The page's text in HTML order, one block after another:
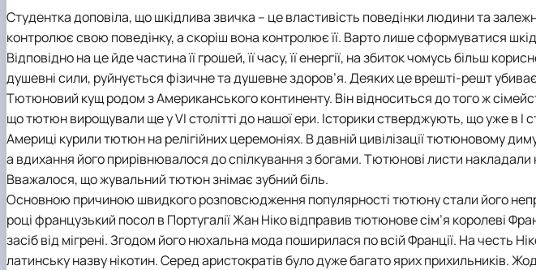
Студентка доповіла, що шкідлива звичка – це властивість поведінки людини та
контролює свою поведінку, а скоріш вона контролює її. Варто лише сформуватися
Відповідно на це йде частина її грошей, її часу, її енергії, на збиток чомусь більш
душевні сили, руйнується фізичне та душевне здоров’я. Деяких це врешті-решт
Тютюновий кущ родом з Американського континенту. Він відноситься до того ж
що тютюн вирощували ще у VI столітті до нашої ери. Історики стверджують, що уже в І
Америці курили тютюн на релігійних церемоніях. В давній цивілізації тютюновому
а вдихання його прирівнювалося до спілкування з богами. Тютюнові листи
Вважалося, що жувальний тютюн знімає зубний біль.
Основною причиною швидкого розповсюдження популярності тютюну стали його
році французький посол в Португалії Жан Ніко відправив тютюнове сім’я королеві
засіб від мігрені. Згодом його нюхальна мода поширилася по всій Франції. На честь
латинську назву нікотин. Серед аристократів було дуже багато ярих прихильників.